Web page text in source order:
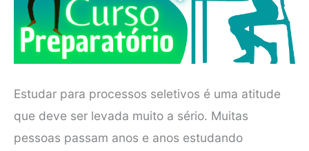
Estudar para processos seletivos é uma atitude
que deve ser levada muito a sério. Muitas
pessoas passam anos e anos estudando